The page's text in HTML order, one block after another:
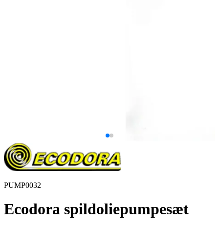
PUMP0032
Ecodora spildoliepumpesæt